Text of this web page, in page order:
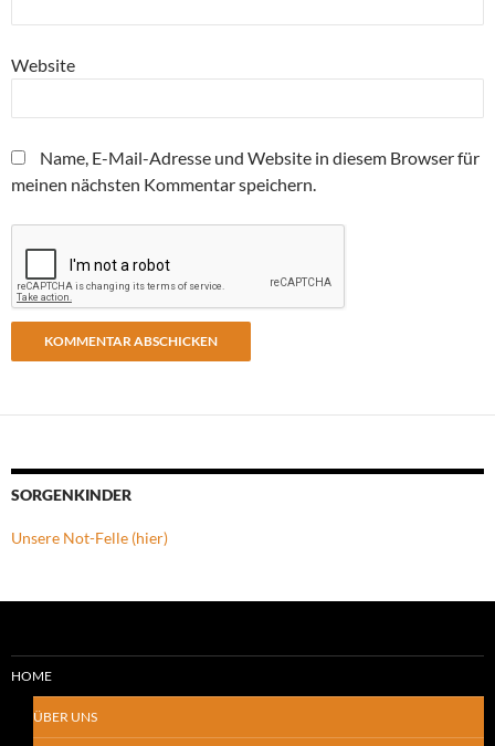
Website
Name, E-Mail-Adresse und Website in diesem Browser für
meinen nächsten Kommentar speichern.
SORGENKINDER
Unsere Not-Felle (hier)
HOME
ÜBER UNS